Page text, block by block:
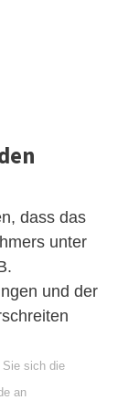
dass das
unter
und der
Sie sich die
an